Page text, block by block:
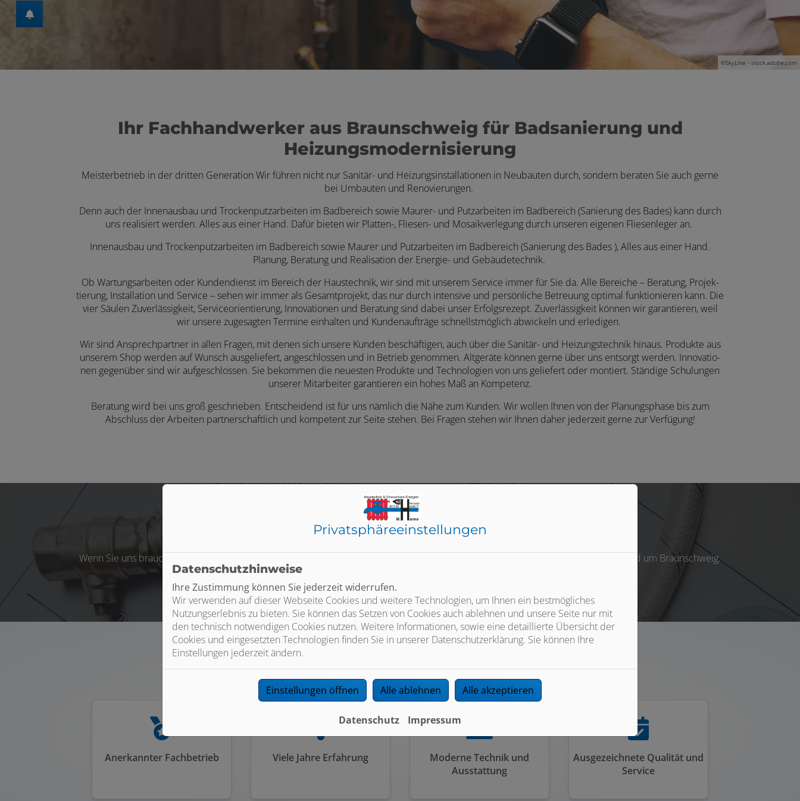
©SkyLine - stock.adobe.com
Ihr Fachhandwerker aus Braunschweig für Badsanierung und
Heizungsmodernisierung
Meisterbetrieb in der dritten Generation Wir führen nicht nur Sanitär- und Heizungsinstallationen in Neubauten durch, sondern beraten Sie auch gerne
bei Umbauten und Renovierungen.
Denn auch der Innen­aus­bau und Trocken­putz­arbeiten im Bad­bereich sowie Maurer- und Putz­arbei­ten im Bad­bereich (Sanie­rung des Bades) kann durch
uns rea­li­siert werden. Alles aus einer Hand. Dafür bieten wir Platten-, Fliesen- und Mosaik­verle­gung durch unseren eigenen Fliesen­leger an.
Innenausbau und Trockenputzarbeiten im Badbereich sowie Maurer und Putzarbeiten im Badbereich (Sanierung des Bades ), Alles aus einer Hand.
Planung, Beratung und Realisation der Energie- und Gebäudetechnik.
Ob Wartungs­arbeiten oder Kunden­dienst im Bereich der Haustechnik, wir sind mit unserem Service immer für Sie da. Alle Bereiche – Bera­tung, Projek­
tierung, Instal­lation und Ser­vice – sehen wir immer als Gesamt­projekt, das nur durch inten­sive und persön­liche Betreu­ung opti­mal funktio­nieren kann. Die
vier Säulen Zuver­lässig­keit, Service­orien­tierung, Inno­vatio­nen und Bera­tung sind dabei unser Erfolgs­rezept. Zuver­lässig­keit können wir garan­tieren, weil
wir unsere zuge­sag­ten Ter­mine ein­hal­ten und Kunden­aufträge schnellst­möglich abwi­ckeln und erle­digen.
Wir sind Ansprechpartner in allen Fragen, mit denen sich unsere Kunden beschäftigen, auch über die Sanitär- und Heizungs­technik hinaus. Produkte aus
unserem Shop werden auf Wunsch aus­gelie­fert, ange­schlos­sen und in Betrieb genom­men. Altgeräte können gerne über uns entsorgt werden. Inno­vatio­
nen gegen­über sind wir aufge­schlossen. Sie bekommen die neuesten Produkte und Techno­logien von uns gelie­fert oder montiert. Stän­dige Schu­lungen
unserer Mitar­beiter garan­tieren ein hohes Maß an Kompetenz.
Beratung wird bei uns groß geschrieben. Entscheidend ist für uns nämlich die Nähe zum Kunden. Wir wollen Ihnen von der Planungsphase bis zum
Abschluss der Arbeiten partnerschaftlich und kompetent zur Seite stehen. Bei Fragen stehen wir Ihnen daher jederzeit gerne zur Verfügung!
Professionelle Betreuung
Wenn Sie uns brauchen, sind wir schnell für Sie da. Wir betreuen Gewerbe- und Privatkunden bei Bau, Sanierung und Wartung in und um Braunschweig.
Gute Gründe für Markus Hanne Haustechnik
Anerkannter Fachbetrieb Viele Jahre Erfahrung
Moderne Technik und
Ausstattung
Ausgezeichnete Qualität und
Service
Privatsphäre­einstellungen
Datenschutzhinweise
Ihre Zustimmung können Sie jederzeit widerrufen.
Wir verwenden auf dieser Webseite Cookies und weitere Technologien, um Ihnen ein bestmögliches
Nutzungserlebnis zu bieten. Sie können das Setzen von Cookies auch ablehnen und unsere Seite nur mit
den technisch notwendigen Cookies nutzen. Weitere Informationen, sowie eine detaillierte Übersicht der
Cookies und eingesetzten Technologien finden Sie in unserer Datenschutzerklärung. Sie können Ihre
Einstellungen jederzeit ändern.
Einstellungen öffnen Alle ablehnen Alle akzeptieren
Datenschutz Impressum